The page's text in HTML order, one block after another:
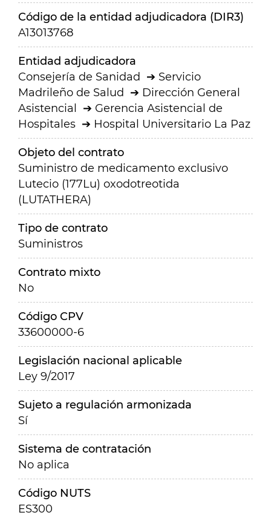
Código de la entidad adjudicadora (DIR3)
A13013768
Entidad adjudicadora
Consejería de Sanidad
Servicio
Madrileño de Salud
Dirección General
Asistencial
Gerencia Asistencial de
Hospitales
Hospital Universitario La Paz
Objeto del contrato
Suministro de medicamento exclusivo
Lutecio (177Lu) oxodotreotida
(LUTATHERA)
Tipo de contrato
Suministros
Contrato mixto
No
Código CPV
33600000-6
Legislación nacional aplicable
Ley 9/2017
Sujeto a regulación armonizada
Sí
Sistema de contratación
No aplica
Código NUTS
ES300